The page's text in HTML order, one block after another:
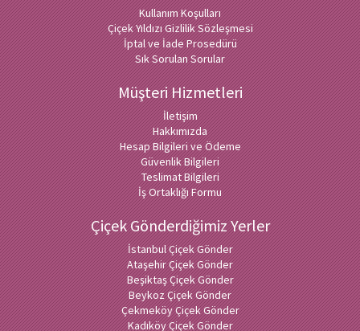
Kullanım Koşulları
Çiçek Yıldızı Gizlilik Sözleşmesi
İptal ve İade Prosedürü
Sık Sorulan Sorular
Müşteri Hizmetleri
İletişim
Hakkımızda
Hesap Bilgileri ve Ödeme
Güvenlik Bilgileri
Teslimat Bilgileri
İş Ortaklığı Formu
Çiçek Gönderdiğimiz Yerler
İstanbul Çiçek Gönder
Ataşehir Çiçek Gönder
Beşiktaş Çiçek Gönder
Beykoz Çiçek Gönder
Çekmeköy Çiçek Gönder
Kadıköy Çiçek Gönder